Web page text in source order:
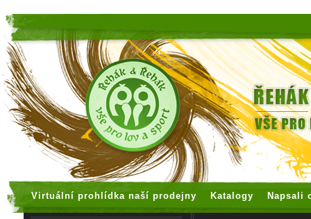
Virtuální prohlídka naší prodejny Katalogy Napsali